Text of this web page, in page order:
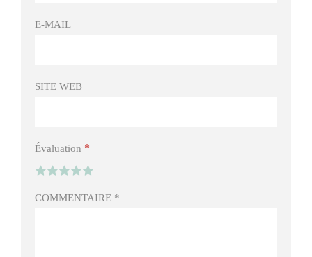
E-MAIL
SITE WEB
Évaluation *
COMMENTAIRE *